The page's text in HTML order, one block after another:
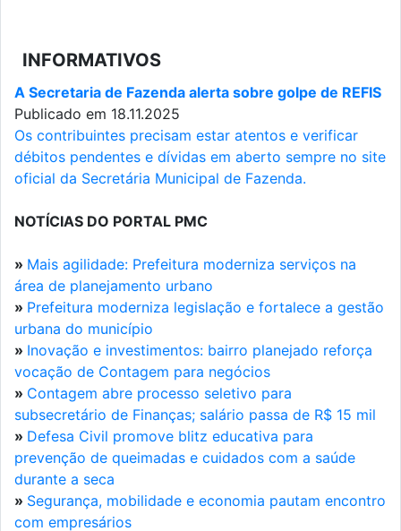
INFORMATIVOS
A Secretaria de Fazenda alerta sobre golpe de REFIS
Publicado em 18.11.2025
Os contribuintes precisam estar atentos e verificar
débitos pendentes e dívidas em aberto sempre no site
oficial da Secretária Municipal de Fazenda.
NOTÍCIAS DO PORTAL PMC
» Mais agilidade: Prefeitura moderniza serviços na
área de planejamento urbano
» Prefeitura moderniza legislação e fortalece a gestão
urbana do município
» Inovação e investimentos: bairro planejado reforça
vocação de Contagem para negócios
» Contagem abre processo seletivo para
subsecretário de Finanças; salário passa de R$ 15 mil
» Defesa Civil promove blitz educativa para
prevenção de queimadas e cuidados com a saúde
durante a seca
» Segurança, mobilidade e economia pautam encontro
com empresários